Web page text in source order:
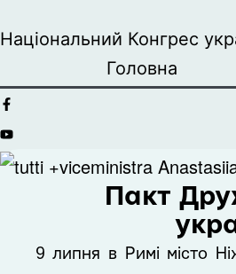
Національний Конгрес
Головна
Пакт
9 липня в Римі місто